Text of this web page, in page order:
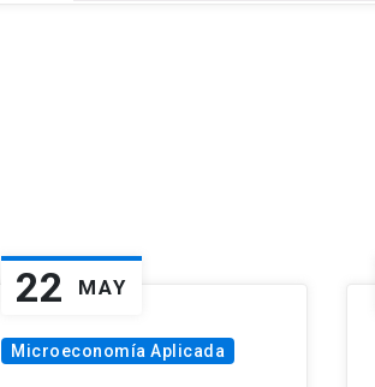
22 MAY
Microeconomía Aplicada